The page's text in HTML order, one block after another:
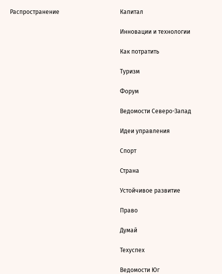
Распространение Капитал
Инновации и технологии
Как потратить
Туризм
Форум
Ведомости Северо-Запад
Идеи управления
Спорт
Страна
Устойчивое развитие
Право
Думай
Техуспех
Ведомости Юг